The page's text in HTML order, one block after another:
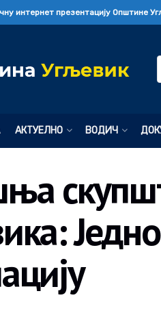
интернет презентацију Општине
АКТУЕЛНО ВОДИЧ